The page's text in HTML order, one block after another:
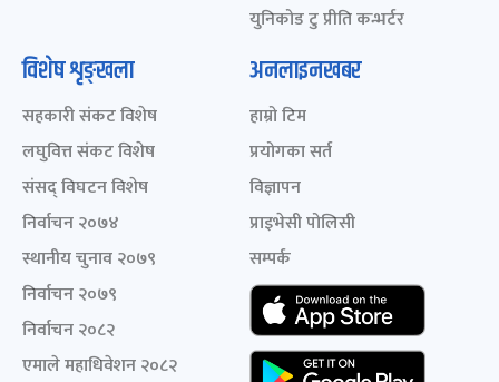
युनिकोड टु प्रीति कन्भर्टर
विशेष शृङ्खला
सहकारी संकट विशेष
लघुवित्त संकट विशेष
संसद् विघटन विशेष
निर्वाचन २०७४
स्थानीय चुनाव २०७९
निर्वाचन २०७९
निर्वाचन २०८२
एमाले महाधिवेशन २०८२
अनलाइनखबर
हाम्रो टिम
प्रयोगका सर्त
विज्ञापन
प्राइभेसी पोलिसी
सम्पर्क